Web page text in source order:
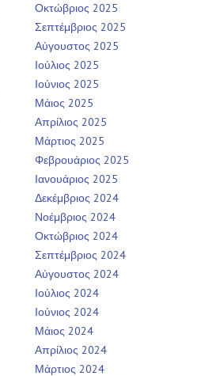
Οκτώβριος 2025
Σεπτέμβριος 2025
Αύγουστος 2025
Ιούλιος 2025
Ιούνιος 2025
Μάιος 2025
Απρίλιος 2025
Μάρτιος 2025
Φεβρουάριος 2025
Ιανουάριος 2025
Δεκέμβριος 2024
Νοέμβριος 2024
Οκτώβριος 2024
Σεπτέμβριος 2024
Αύγουστος 2024
Ιούλιος 2024
Ιούνιος 2024
Μάιος 2024
Απρίλιος 2024
Μάρτιος 2024